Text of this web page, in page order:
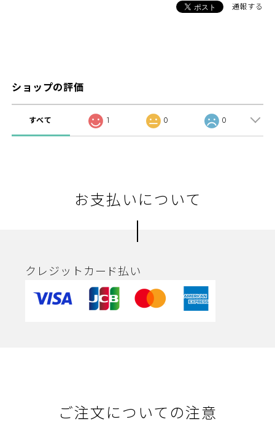
通報する
ショップの評価
すべて 1 0 0
お支払いについて
クレジットカード払い
ご注文についての注意